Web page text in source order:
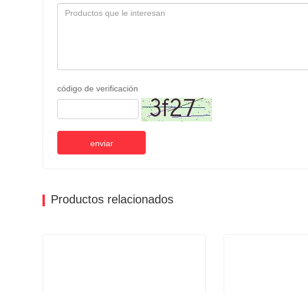
código de verificación
enviar
Productos relacionados